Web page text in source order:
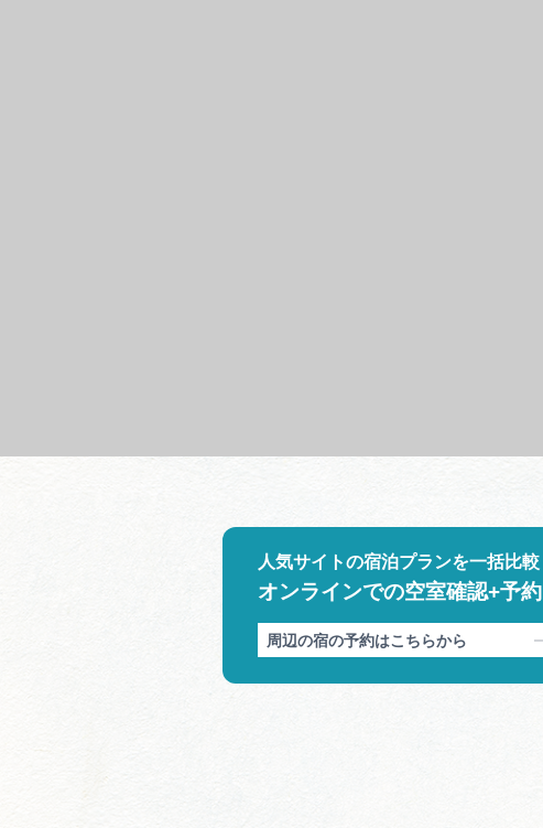
人気サイトの宿泊プランを一括比較
オンラインでの空室確認+予約
周辺の宿の予約はこちらから